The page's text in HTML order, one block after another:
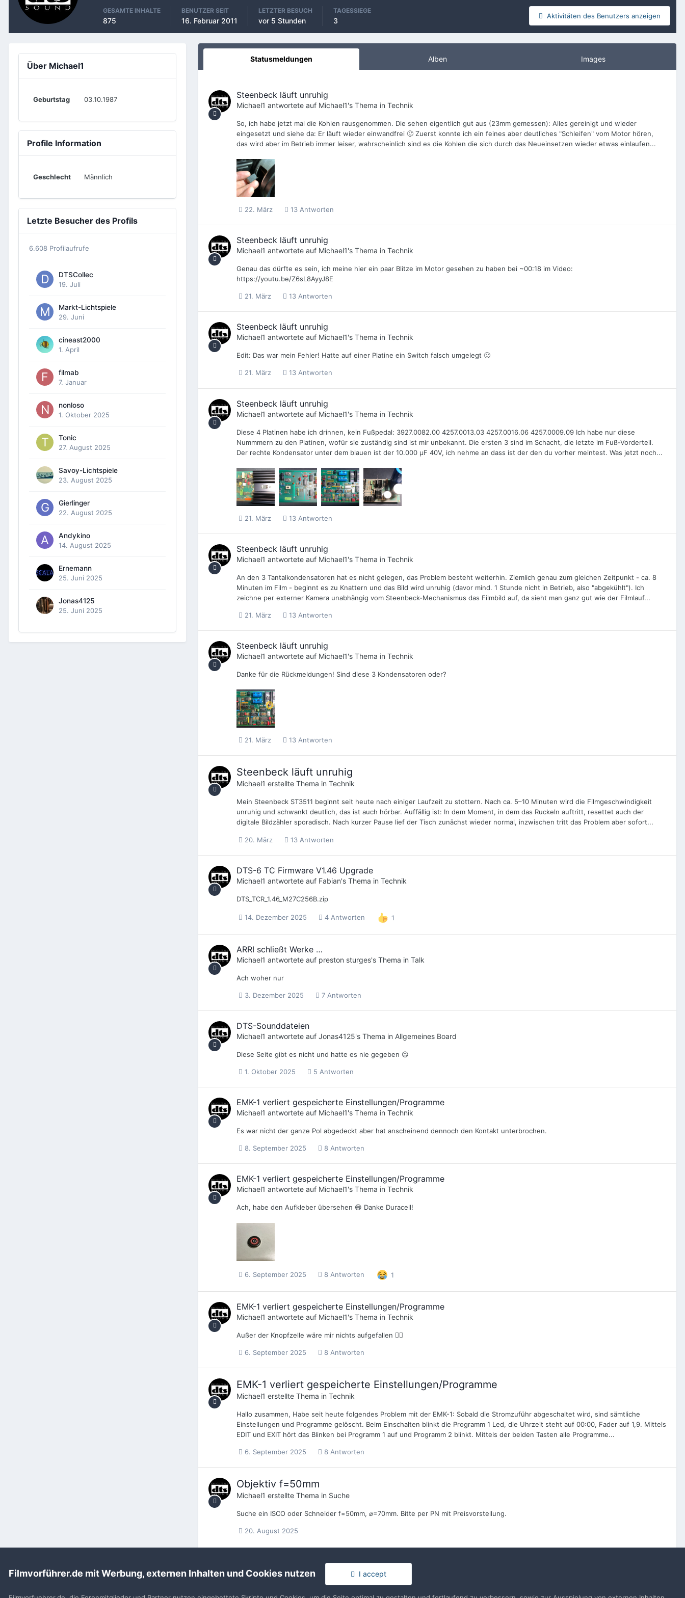
Aktivitäten des Benutzers anzeigen
GESAMTE INHALTE
875
BENUTZER SEIT
16. Februar 2011
LETZTER BESUCH
vor 5 Stunden
TAGESSIEGE
3
Über Michael1
Geburtstag 03.10.1987
Profile Information
Geschlecht Männlich
Letzte Besucher des Profils
6.608 Profilaufrufe
DTSCollec
19. Juli
Markt-Lichtspiele
29. Juni
cineast2000
1. April
filmab
7. Januar
nonloso
1. Oktober 2025
Tonic
27. August 2025
Savoy-Lichtspiele
23. August 2025
Gierlinger
22. August 2025
Andykino
14. August 2025
Ernemann
25. Juni 2025
Jonas4125
25. Juni 2025
Statusmeldungen Alben Images
Steenbeck läuft unruhig
Michael1 antwortete auf Michael1's Thema in Technik
So, ich habe jetzt mal die Kohlen rausgenommen. Die sehen eigentlich gut aus (23mm gemessen): Alles gereinigt und wieder
eingesetzt und siehe da: Er läuft wieder einwandfrei 🙂 Zuerst konnte ich ein feines aber deutliches "Schleifen" vom Motor hören,
das wird aber im Betrieb immer leiser, wahrscheinlich sind es die Kohlen die sich durch das Neueinsetzen wieder etwas einlaufen...
22. März 13 Antworten
Steenbeck läuft unruhig
Michael1 antwortete auf Michael1's Thema in Technik
Genau das dürfte es sein, ich meine hier ein paar Blitze im Motor gesehen zu haben bei ~00:18 im Video:
https://youtu.be/Z6sL8AyyJ8E
21. März 13 Antworten
Steenbeck läuft unruhig
Michael1 antwortete auf Michael1's Thema in Technik
Edit: Das war mein Fehler! Hatte auf einer Platine ein Switch falsch umgelegt 🙂
21. März 13 Antworten
Steenbeck läuft unruhig
Michael1 antwortete auf Michael1's Thema in Technik
Diese 4 Platinen habe ich drinnen, kein Fußpedal: 3927.0082.00 4257.0013.03 4257.0016.06 4257.0009.09 Ich habe nur diese
Nummmern zu den Platinen, wofür sie zuständig sind ist mir unbekannt. Die ersten 3 sind im Schacht, die letzte im Fuß-Vorderteil.
Der rechte Kondensator unter dem blauen ist der 10.000 µF 40V, ich nehme an dass ist der den du vorher meintest. Was jetzt noch...
21. März 13 Antworten
Steenbeck läuft unruhig
Michael1 antwortete auf Michael1's Thema in Technik
An den 3 Tantalkondensatoren hat es nicht gelegen, das Problem besteht weiterhin. Ziemlich genau zum gleichen Zeitpunkt - ca. 8
Minuten im Film - beginnt es zu Knattern und das Bild wird unruhig (davor mind. 1 Stunde nicht in Betrieb, also "abgekühlt"). Ich
zeichne per externer Kamera unabhängig vom Steenbeck-Mechanismus das Filmbild auf, da sieht man ganz gut wie der Filmlauf...
21. März 13 Antworten
Steenbeck läuft unruhig
Michael1 antwortete auf Michael1's Thema in Technik
Danke für die Rückmeldungen! Sind diese 3 Kondensatoren oder?
21. März 13 Antworten
Steenbeck läuft unruhig
Michael1 erstellte Thema in Technik
Mein Steenbeck ST3511 beginnt seit heute nach einiger Laufzeit zu stottern. Nach ca. 5–10 Minuten wird die Filmgeschwindigkeit
unruhig und schwankt deutlich, das ist auch hörbar. Auffällig ist: In dem Moment, in dem das Ruckeln auftritt, resettet auch der
digitale Bildzähler sporadisch. Nach kurzer Pause lief der Tisch zunächst wieder normal, inzwischen tritt das Problem aber sofort...
20. März 13 Antworten
DTS-6 TC Firmware V1.46 Upgrade
Michael1 antwortete auf Fabian's Thema in Technik
DTS_TCR_1.46_M27C256B.zip
14. Dezember 2025 4 Antworten 1
ARRI schließt Werke …
Michael1 antwortete auf preston sturges's Thema in Talk
Ach woher nur
3. Dezember 2025 7 Antworten
DTS-Sounddateien
Michael1 antwortete auf Jonas4125's Thema in Allgemeines Board
Diese Seite gibt es nicht und hatte es nie gegeben 😉
1. Oktober 2025 5 Antworten
EMK-1 verliert gespeicherte Einstellungen/Programme
Michael1 antwortete auf Michael1's Thema in Technik
Es war nicht der ganze Pol abgedeckt aber hat anscheinend dennoch den Kontakt unterbrochen.
8. September 2025 8 Antworten
EMK-1 verliert gespeicherte Einstellungen/Programme
Michael1 antwortete auf Michael1's Thema in Technik
Ach, habe den Aufkleber übersehen 😄 Danke Duracell!
6. September 2025 8 Antworten 1
EMK-1 verliert gespeicherte Einstellungen/Programme
Michael1 antwortete auf Michael1's Thema in Technik
Außer der Knopfzelle wäre mir nichts aufgefallen 🤷‍♂️
6. September 2025 8 Antworten
EMK-1 verliert gespeicherte Einstellungen/Programme
Michael1 erstellte Thema in Technik
Hallo zusammen, Habe seit heute folgendes Problem mit der EMK-1: Sobald die Stromzuführ abgeschaltet wird, sind sämtliche
Einstellungen und Programme gelöscht. Beim Einschalten blinkt die Programm 1 Led, die Uhrzeit steht auf 00:00, Fader auf 1,9. Mittels
EDIT und EXIT hört das Blinken bei Programm 1 auf und Programm 2 blinkt. Mittels der beiden Tasten alle Programme...
6. September 2025 8 Antworten
Objektiv f=50mm
Michael1 erstellte Thema in Suche
Suche ein ISCO oder Schneider f=50mm, ⌀=70mm. Bitte per PN mit Preisvorstellung.
20. August 2025
Startseite Michael1
Filmvorführer.de mit Werbung, externen Inhalten und Cookies nutzen I accept